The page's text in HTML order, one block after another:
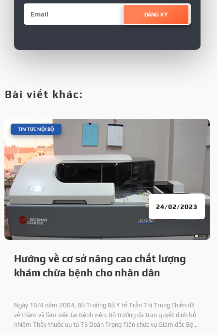
ĐĂNG KÝ
Bài viết khác:
Hướng về cơ sở nâng cao chất lượng
khám chữa bệnh cho nhân dân
24/02/2023
TIN TỨC NỘI BỘ
Ngày 18/4 năm 2004, Bộ Trưởng Bộ Y tế Trần Thị Trung Chiến đã
về thăm và làm việc tại Bệnh viện. Bộ trưởng đã trao quyết định bổ
nhiệm Thầy thuốc ưu tú TS Doãn Trọng Tiên chức vụ Giám đốc Bệnh